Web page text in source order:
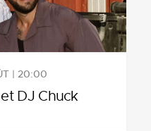
| 20:00
DJ Chuck